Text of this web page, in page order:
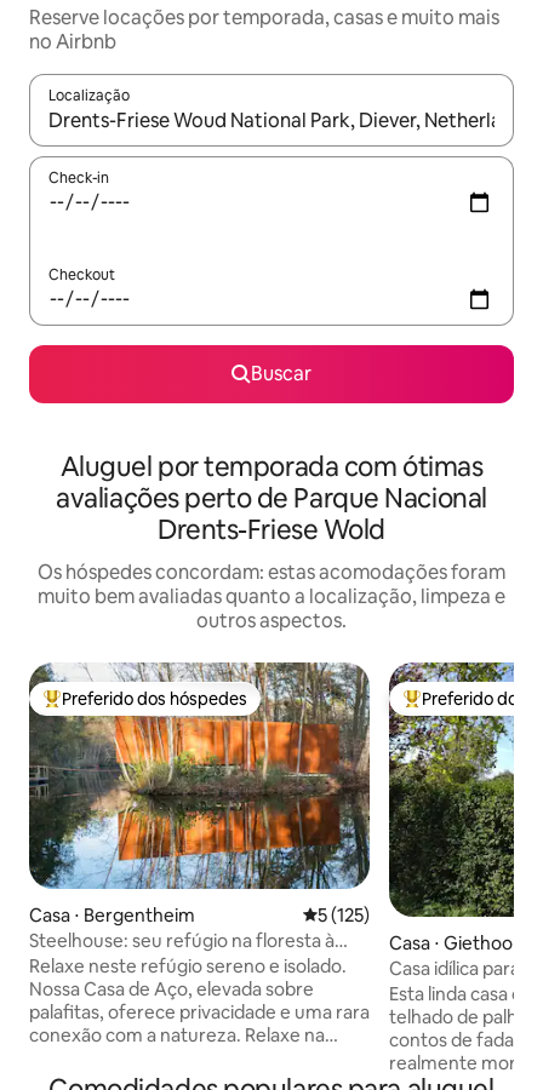
Reserve locações por temporada, casas e muito mais
no Airbnb
Localização
Quando os resultados estiverem disponíveis, explore-os
Check-in
Checkout
Buscar
Aluguel por temporada com ótimas
avaliações perto de Parque Nacional
Drents-Friese Wold
Os hóspedes concordam: estas acomodações foram
muito bem avaliadas quanto a localização, limpeza e
outros aspectos.
Entre os melhores preferidos dos hóspedes
Preferido dos hóspedes
Casa ⋅ Bergentheim 5 de uma avaliação média de
5 (125)
Steelhouse: seu refúgio na floresta à
beira do lago
Relaxe neste refúgio sereno e isolado.
Nossa Casa de Aço, elevada sobre
palafitas, oferece privacidade e uma rara
conexão com a natureza. Relaxe na
ponto mais alto sobre a água, uma área
Entre os
Preferido dos
Casa ⋅ Giethoorn
Casa idílica para
Esta linda casa
telhado de palha
contos de fadas!
realmente